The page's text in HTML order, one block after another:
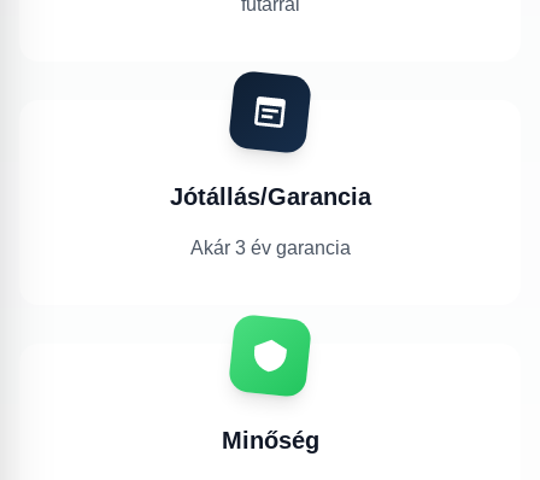
futárral
Jótállás/Garancia
Akár 3 év garancia
Minőség